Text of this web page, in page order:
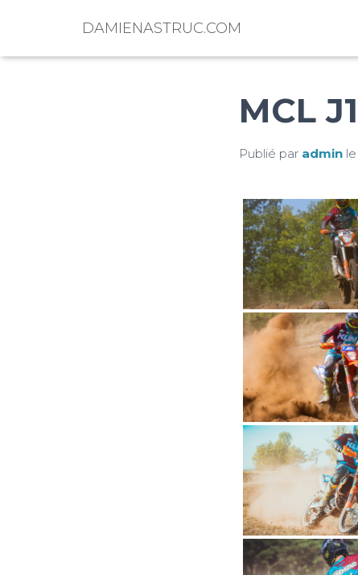
DAMIENASTRUC.COM
MCL J1
Publié par admin le